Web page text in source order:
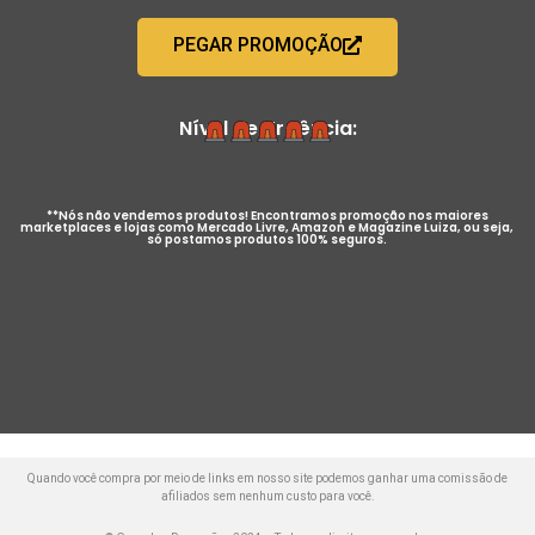
PEGAR PROMOÇÃO
Nível de Urgência:
**Nós não vendemos produtos! Encontramos promoção nos maiores
marketplaces e lojas como Mercado Livre, Amazon e Magazine Luiza, ou seja,
só postamos produtos 100% seguros.
Quando você compra por meio de links em nosso site podemos ganhar uma comissão de
afiliados sem nenhum custo para você.